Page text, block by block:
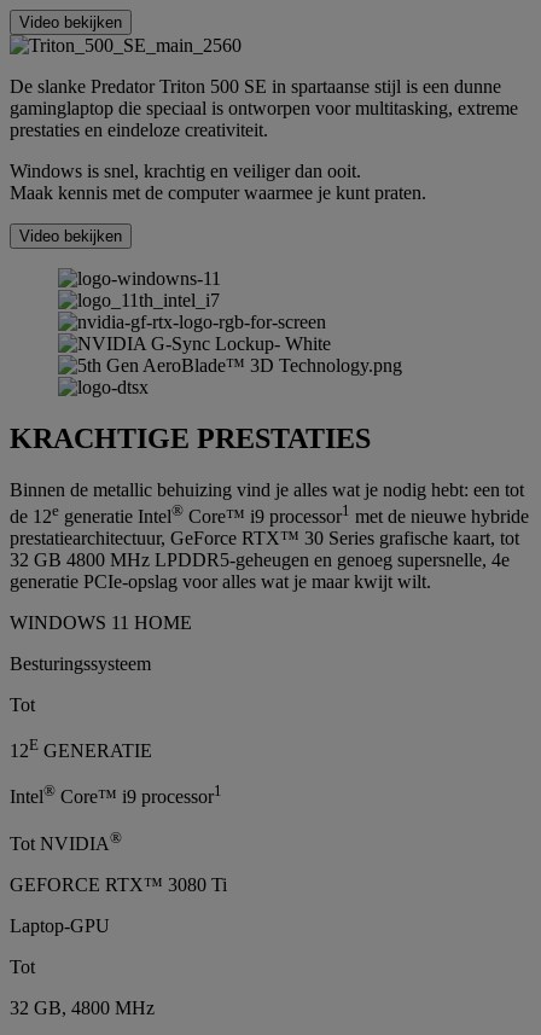
Video bekijken
De slanke Predator Triton 500 SE in spartaanse stijl is een dunne
gaminglaptop die speciaal is ontworpen voor multitasking, extreme
prestaties en eindeloze creativiteit.
Windows is snel, krachtig en veiliger dan ooit.
Maak kennis met de computer waarmee je kunt praten.
Video bekijken
KRACHTIGE PRESTATIES
Binnen de metallic behuizing vind je alles wat je nodig hebt: een tot
de 12e generatie Intel® Core™ i9 processor1 met de nieuwe hybride
prestatiearchitectuur, GeForce RTX™ 30 Series grafische kaart, tot
32 GB 4800 MHz LPDDR5-geheugen en genoeg supersnelle, 4e
generatie PCIe-opslag voor alles wat je maar kwijt wilt.
WINDOWS 11 HOME
Besturingssysteem
Tot
12E GENERATIE
Intel® Core™ i9 processor1
Tot NVIDIA®
GEFORCE RTX™ 3080 Ti
Laptop-GPU
Tot
32 GB, 4800 MHz